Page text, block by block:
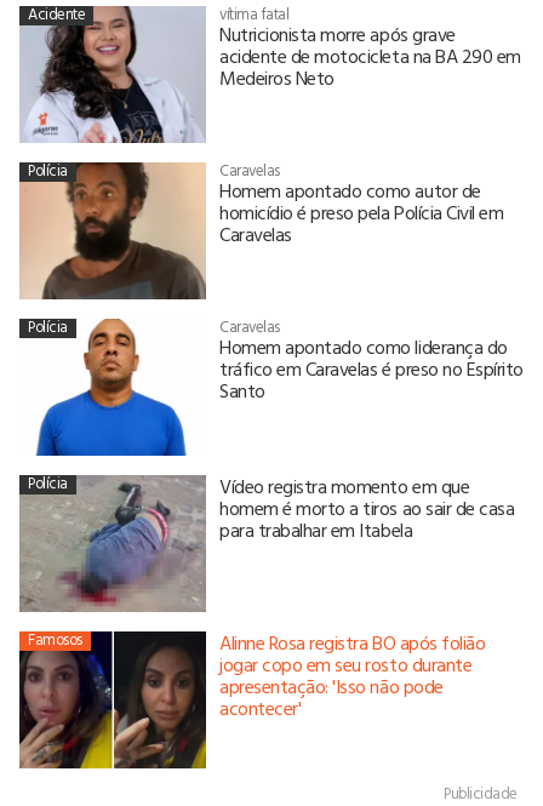
Acidente vítima fatal
Nutricionista morre após grave
acidente de motocicleta na BA 290 em
Medeiros Neto
Polícia Caravelas
Homem apontado como autor de
homicídio é preso pela Polícia Civil em
Caravelas
Polícia Caravelas
Homem apontado como liderança do
tráfico em Caravelas é preso no Espírito
Santo
Polícia Vídeo registra momento em que
homem é morto a tiros ao sair de casa
para trabalhar em Itabela
Famosos Alinne Rosa registra BO após folião
jogar copo em seu rosto durante
apresentação: 'Isso não pode
acontecer'
Publicidade